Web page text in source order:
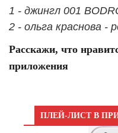
1 - джингл 001
2 - ольга краснова -
Расскажи, что
приложения
ПЛЕЙ-ЛИСТ В